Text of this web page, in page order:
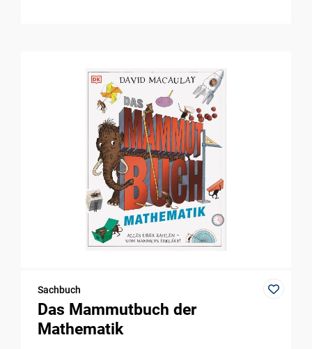
Sachbuch
Das Mammutbuch der
Mathematik